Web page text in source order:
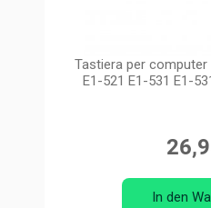
Tastiera per
E1-521 E1-531 E1-
In den